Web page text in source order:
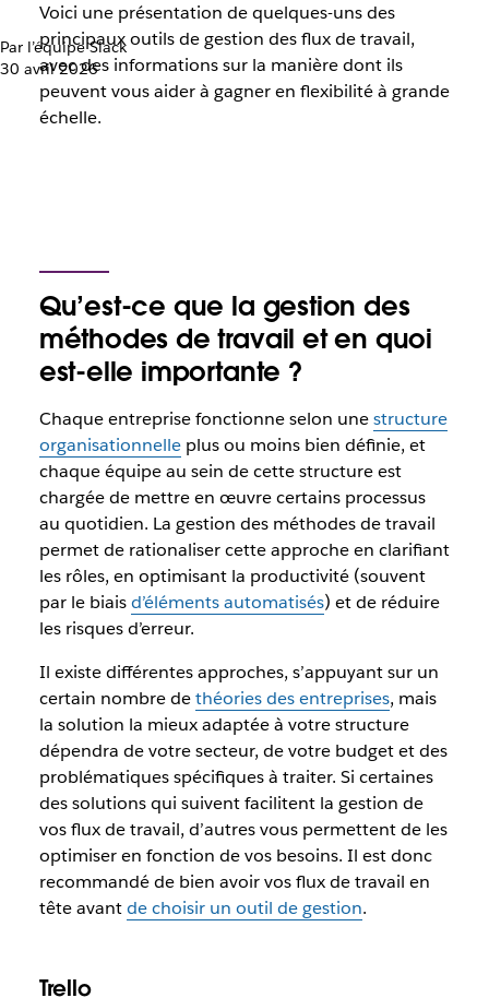
Par l’équipe Slack
30 avril 2026
Voici une présentation de quelques-uns des
principaux outils de gestion des flux de travail,
avec des informations sur la manière dont ils
peuvent vous aider à gagner en flexibilité à grande
échelle.
Qu’est-ce que la gestion des
méthodes de travail et en quoi
est-elle importante ?
Chaque entreprisefonctionne selon unestructure
organisationnelleplus ou moins bien définie, et
chaque équipe au sein de cette structure est
chargée de mettre en œuvre certains processus
au quotidien. La gestion des méthodes de travail
permet de rationaliser cette approche en clarifiant
les rôles, en optimisant la productivité (souvent
par le biaisd’éléments automatisés) et de réduire
les risques d’erreur.
Il existe différentes approches, s’appuyant sur un
certain nombre dethéories des entreprises, mais
la solution la mieux adaptée à votre structure
dépendra de votre secteur, de votre budget et des
problématiques spécifiques à traiter. Si certaines
des solutions qui suivent facilitent la gestion de
vos flux de travail, d’autres vous permettent de les
optimiser en fonction de vos besoins. Il est donc
recommandé de bien avoir vos flux de travail en
tête avantde choisir un outil de gestion.
Trello